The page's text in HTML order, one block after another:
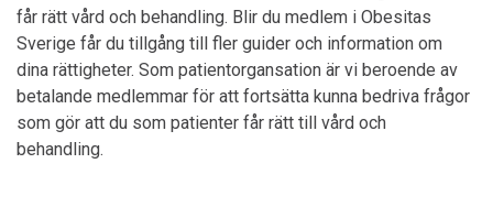
får rätt vård och behandling. Blir du medlem i Obesitas
Sverige får du tillgång till fler guider och information om
dina rättigheter. Som patientorgansation är vi beroende av
betalande medlemmar för att fortsätta kunna bedriva frågor
som gör att du som patienter får rätt till vård och
behandling.